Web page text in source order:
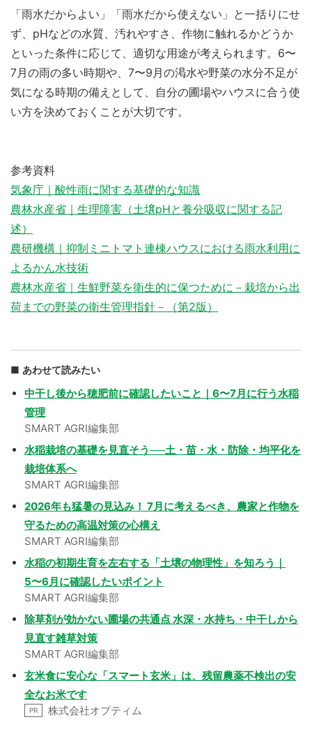
「雨水だからよい」「雨水だから使えない」と一括りにせ
ず、pHなどの水質、汚れやすさ、作物に触れるかどうか
といった条件に応じて、適切な用途が考えられます。6〜
7月の雨の多い時期や、7〜9月の渇水や野菜の水分不足が
気になる時期の備えとして、自分の圃場やハウスに合う使
い方を決めておくことが大切です。
参考資料
気象庁｜酸性雨に関する基礎的な知識
農林水産省｜生理障害（土壌pHと養分吸収に関する記
述）
農研機構｜抑制ミニトマト連棟ハウスにおける雨水利用に
よるかん水技術
農林水産省｜生鮮野菜を衛生的に保つために－栽培から出
荷までの野菜の衛生管理指針－（第2版）
あわせて読みたい
中干し後から穂肥前に確認したいこと｜6〜7月に行う水稲
管理
SMART AGRI編集部
水稲栽培の基礎を見直そう──土・苗・水・防除・均平化を
栽培体系へ
SMART AGRI編集部
2026年も猛暑の見込み！ 7月に考えるべき、農家と作物を
守るための高温対策の心構え
SMART AGRI編集部
水稲の初期生育を左右する「土壌の物理性」を知ろう｜
5〜6月に確認したいポイント
SMART AGRI編集部
除草剤が効かない圃場の共通点 水深・水持ち・中干しから
見直す雑草対策
SMART AGRI編集部
玄米食に安心な「スマート玄米」は、残留農薬不検出の安
全なお米です
PR 株式会社オプティム